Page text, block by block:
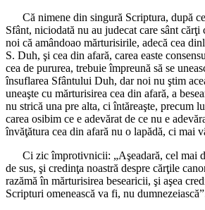
Că nimene din singură Scriptura, după
Sfânt, niciodată nu au judecat care sânt
noi că amândoao mărturisirile, adecă cea
S. Duh, şi cea din afară, carea easte
cea de pururea, trebuie împreună să se
însuflarea Sfântului Duh, dar noi nu ştim
uneaşte cu mărturisirea cea din afară, a
nu strică una pre alta, ci întăreaşte, precum
carea osibim ce e adevărat de ce nu e
învăţătura cea din afară nu o lapădă, ci mai
Ci zic împrotivnicii: „Aşeadară, cel mai
de sus, şi credinţa noastră despre cărţile
razămă în mărturisirea besearicii, şi aşea
Scripturi omenească va fi, nu